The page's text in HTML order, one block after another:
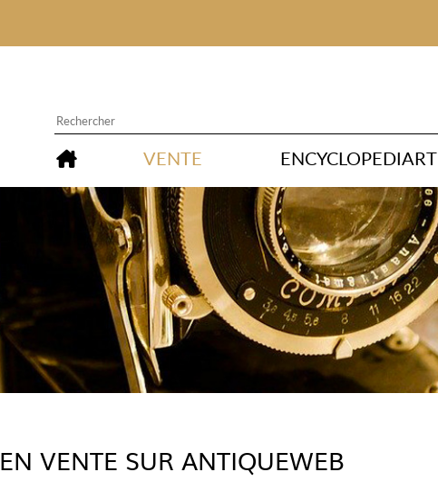
VENTE ENCYCLOPEDIART
EN VENTE SUR ANTIQUEWEB